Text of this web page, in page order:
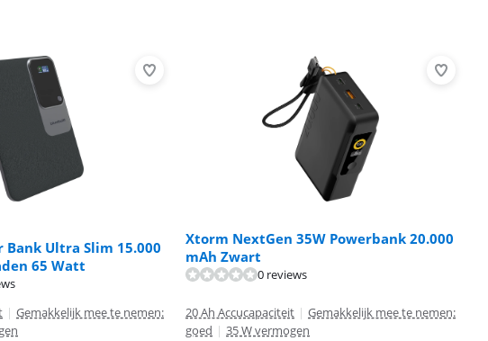
Bank Ultra Slim 15.000
65 Watt
| Gemakkelijk mee te nemen:
Xtorm NextGen 35W Powerbank 20.000
mAh Zwart
0 reviews
20 Ah Accucapaciteit | Gemakkelijk mee te nemen:
goed | 35 W vermogen